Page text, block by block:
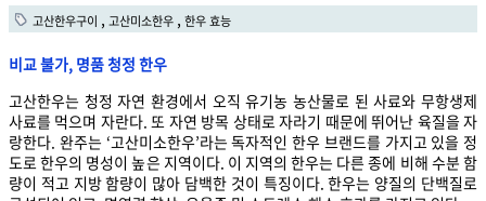
고산한우구이 고산미소한우 한우 효능
비교 불가, 명품 청정 한우
고산한우는 청정 자연 환경에서 오직 유기농 농산물로 된 사료와 무항생제
사료를 먹으며 자란다. 또 자연 방목 상태로 자라기 때문에 뛰어난 육질을 자
랑한다. 완주는 ‘고산미소한우’라는 독자적인 한우 브랜드를 가지고 있을 정
도로 한우의 명성이 높은 지역이다. 이 지역의 한우는 다른 종에 비해 수분 함
량이 적고 지방 함량이 많아 담백한 것이 특징이다. 한우는 양질의 단백질로